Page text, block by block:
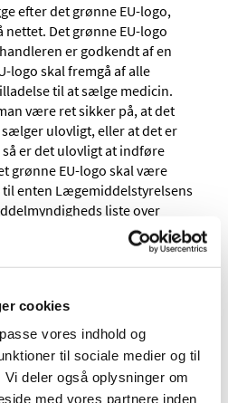
cookies
vores indhold og
til sociale medier og til
deler også oplysninger om
med vores partnere inden
efter det grønne EU-logo,
Det grønne EU-logo
er godkendt af en
logo skal fremgå af alle
til at sælge medicin.
være ret sikker på, at det
ulovligt, eller at det er
er det ulovligt at indføre
grønne EU-logo skal være
enten Lægemiddelstyrelsens
liste over